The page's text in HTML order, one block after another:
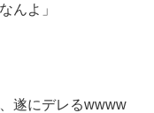
んよ」
遂にデレるwwww